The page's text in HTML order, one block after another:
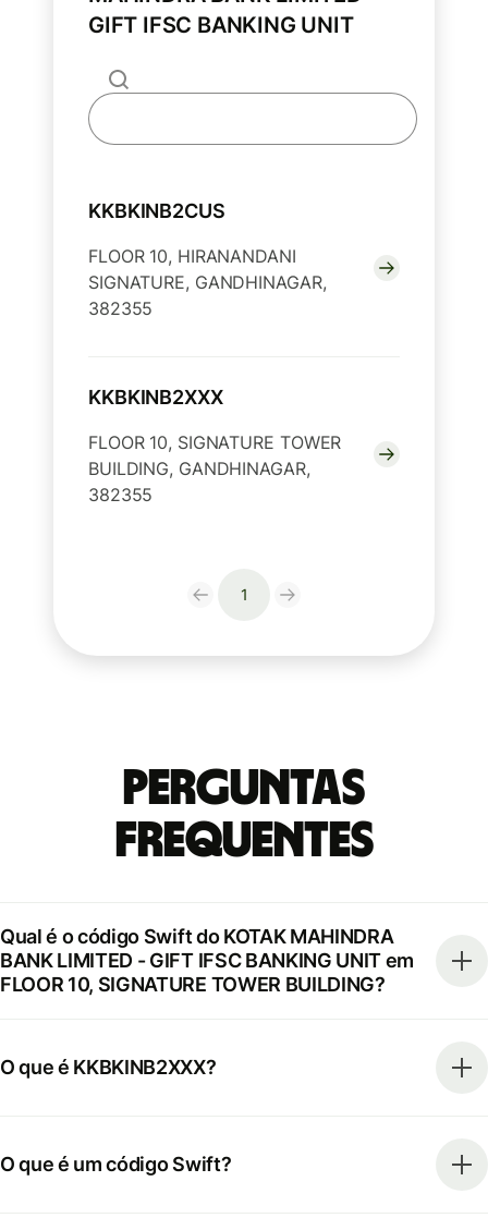
GIFT IFSC BANKING UNIT
KKBKINB2CUS
FLOOR 10, HIRANANDANI
SIGNATURE, GANDHINAGAR,
382355
KKBKINB2XXX
FLOOR 10, SIGNATURE TOWER
BUILDING, GANDHINAGAR,
382355
1
Perguntas
frequentes
Qual é o código Swift do KOTAK MAHINDRA
BANK LIMITED - GIFT IFSC BANKING UNIT em
FLOOR 10, SIGNATURE TOWER BUILDING?
O que é KKBKINB2XXX?
O que é um código Swift?